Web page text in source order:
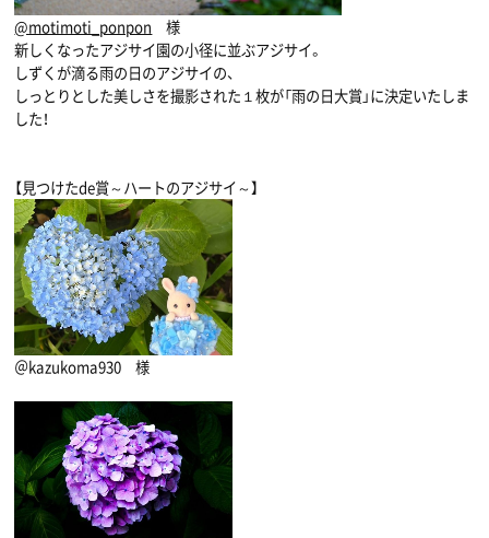
@motimoti_ponpon 様
新しくなったアジサイ園の小径に並ぶアジサイ。
しずくが滴る雨の日のアジサイの、
しっとりとした美しさを撮影された１枚が「雨の日大賞」に決定いたしま
した！
【見つけたde賞～ハートのアジサイ～】
＠kazukoma930 様